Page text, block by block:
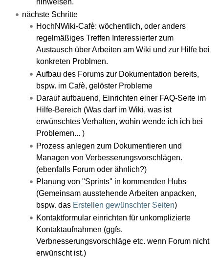
hinweisen.
nächste Schritte
HochNWiki-Cafè: wöchentlich, oder anders
regelmäßiges Treffen Interessierter zum
Austausch über Arbeiten am Wiki und zur Hilfe bei
konkreten Problmen.
Aufbau des Forums zur Dokumentation bereits,
bspw. im Cafè, gelöster Probleme
Darauf aufbauend, Einrichten einer FAQ-Seite im
Hilfe-Bereich (Was darf im Wiki, was ist
erwünschtes Verhalten, wohin wende ich ich bei
Problemen... )
Prozess anlegen zum Dokumentieren und
Managen von Verbesserungsvorschlägen.
(ebenfalls Forum oder ähnlich?)
Planung von "Sprints" in kommenden Hubs
(Gemeinsam ausstehende Arbeiten anpacken,
bspw. das Erstellen gewünschter Seiten)
Kontaktformular einrichten für unkomplizierte
Kontaktaufnahmen (ggfs.
Verbnesserungsvorschläge etc. wenn Forum nicht
erwünscht ist.)